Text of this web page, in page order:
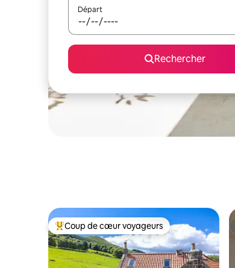
Départ
Rechercher
Coups de cœur voyageurs les plus appréciés
Coup de cœur voyageurs